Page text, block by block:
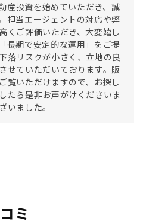
産投資を始めていただき、誠
担当エージェントの対応や弊
くご評価いただき、大変嬉し
長期で安定的な運用」をご提
落リスクが小さく、立地の良
せていただいております。販
覧いただけますので、お探し
たら是非お声がけくださいま
いました。
ミ